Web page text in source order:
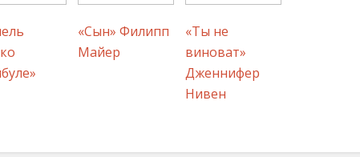
«Сын» Филипп
Майер
«Ты не
виноват»
Дженнифер
Нивен